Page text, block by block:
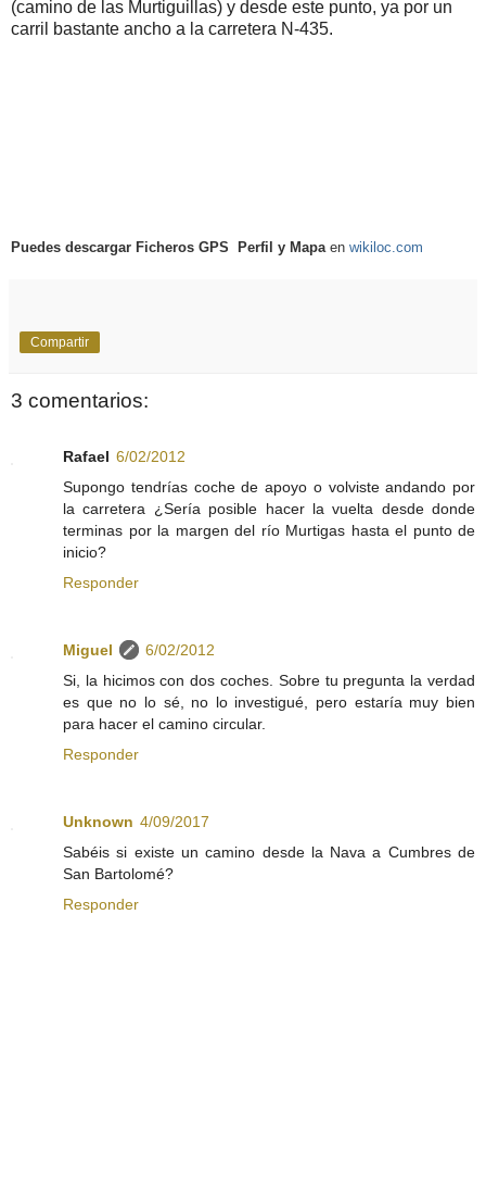
(camino de las Murtiguillas) y desde este punto, ya por un
carril bastante ancho a la carretera N-435.
Puedes descargar Ficheros GPS Perfil y Mapa en wikiloc.com
Compartir
3 comentarios:
Rafael 6/02/2012
Supongo tendrías coche de apoyo o volviste andando por
la carretera ¿Sería posible hacer la vuelta desde donde
terminas por la margen del río Murtigas hasta el punto de
inicio?
Responder
Miguel
6/02/2012
Si, la hicimos con dos coches. Sobre tu pregunta la verdad
es que no lo sé, no lo investigué, pero estaría muy bien
para hacer el camino circular.
Responder
Unknown 4/09/2017
Sabéis si existe un camino desde la Nava a Cumbres de
San Bartolomé?
Responder